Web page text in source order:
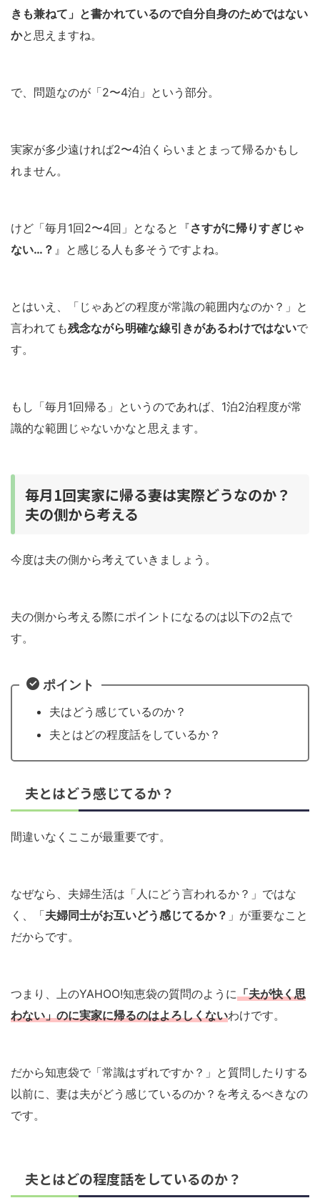
きも兼ねて」と書かれているので自分自身のためではない
かと思えますね。
で、問題なのが「2〜4泊」という部分。
実家が多少遠ければ2〜4泊くらいまとまって帰るかもし
れません。
けど「毎月1回2〜4回」となると『さすがに帰りすぎじゃ
ない…？ 』と感じる人も多そうですよね。
とはいえ、「じゃあどの程度が常識の範囲内なのか？」と
言われても残念ながら明確な線引きがあるわけではないで
す。
もし「毎月1回帰る」というのであれば、1泊2泊程度が常
識的な範囲じゃないかなと思えます。
毎月1回実家に帰る妻は実際どうなのか？
夫の側から考える
今度は夫の側から考えていきましょう。
夫の側から考える際にポイントになるのは以下の2点で
す。
ポイント
夫はどう感じているのか？
夫とはどの程度話をしているか？
夫とはどう感じてるか？
間違いなくここが最重要です。
なぜなら、夫婦生活は「人にどう言われるか？」ではな
く、「夫婦同士がお互いどう感じてるか？ 」が重要なこと
だからです。
つまり、上のYAHOO!知恵袋の質問のように「夫が快く思
わない」のに実家に帰るのはよろしくないわけです。
だから知恵袋で「常識はずれですか？」と質問したりする
以前に、妻は夫がどう感じているのか？を考えるべきなの
です。
夫とはどの程度話をしているのか？